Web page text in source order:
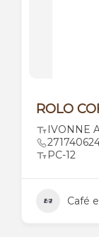
ROLO
IVONNE
PC-12
Café